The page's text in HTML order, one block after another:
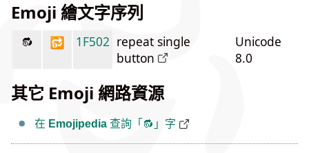
Emoji 繪文字序列
🔂 1F502 repeat single
button
Unicode
8.0
其它 Emoji 網路資源
在 Emojipedia 查詢「🔂」字